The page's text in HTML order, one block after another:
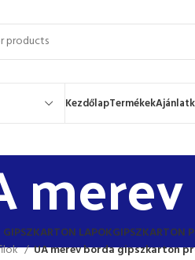
KezdőlapTermékek
GIPSZKARTON LAPOKGIPSZKARTON
UA merev borda gipszkarton